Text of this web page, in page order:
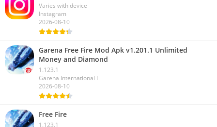
Varies with device
Instagram
2026-08-10
Garena Free Fire Mod Apk v1.201.1 Unlimited
Money and Diamond
1.123.1
Garena International I
2026-08-10
Free Fire
1.123.1